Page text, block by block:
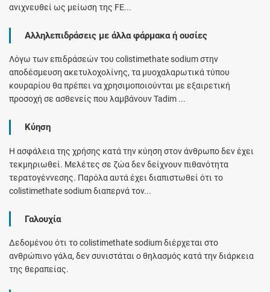
ανιχνευθεί ως μείωση της FE...
Αλληλεπιδράσεις με άλλα φάρμακα ή ουσίες
Λόγω των επιδράσεών του colistimethate sodium στην
αποδέσμευση ακετυλοχολίνης, τα μυοχαλαρωτικά τύπου
κουραρίου θα πρέπει να χρησιμοποιούνται με εξαιρετική
προσοχή σε ασθενείς που λαμβάνουν Tadim ...
Κύηση
Η ασφάλεια της χρήσης κατά την κύηση στον άνθρωπο δεν έχει
τεκμηριωθεί. Μελέτες σε ζώα δεν δείχνουν πιθανότητα
τερατογέννεσης. Παρόλα αυτά έχει διαπιστωθεί ότι το
colistimethate sodium διαπερνά τον...
Γαλουχία
Δεδομένου ότι το colistimethate sodium διέρχεται στο
ανθρώπινο γάλα, δεν συνιστάται ο θηλασμός κατά την διάρκεια
της θεραπείας.